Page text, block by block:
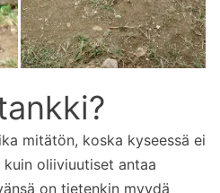
mitätön, koska kyseessä ei
oliiviuutiset antaa
on tietenkin myydä